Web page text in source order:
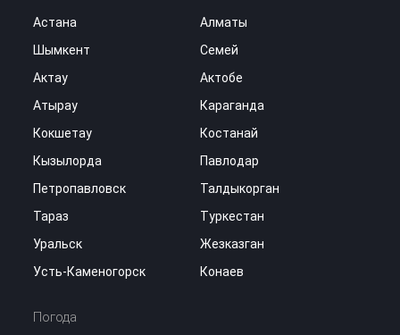
Астана
Алматы
Шымкент
Семей
Актау
Актобе
Атырау
Караганда
Кокшетау
Костанай
Кызылорда
Павлодар
Петропавловск
Талдыкорган
Тараз
Туркестан
Уральск
Жезказган
Усть-Каменогорск
Конаев
Погода